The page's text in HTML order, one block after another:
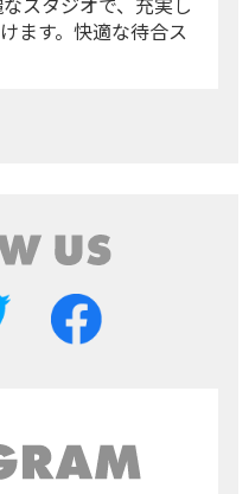
ます。快適な待合ス